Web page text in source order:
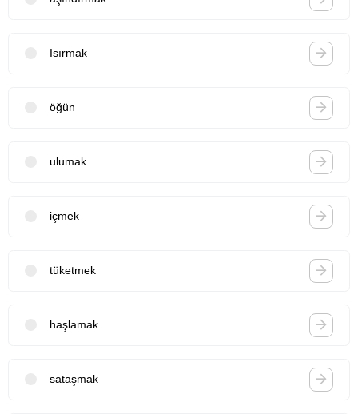
Isırmak
öğün
ulumak
içmek
tüketmek
haşlamak
sataşmak